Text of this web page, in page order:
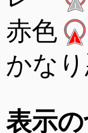
赤色
かな
表示